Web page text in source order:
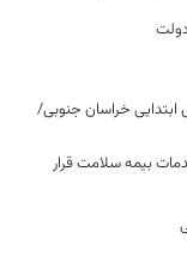
ابتدایی خراسان جنوبی/
بیمه سلامت قرار